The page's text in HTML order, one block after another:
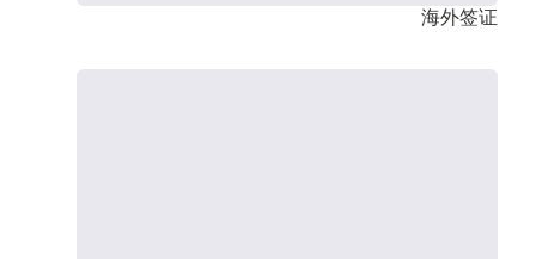
海外签证